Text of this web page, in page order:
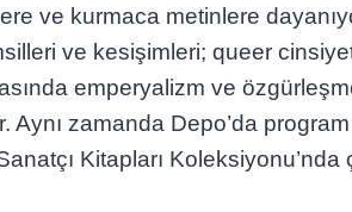
ve kurmaca metinlere
ve kesişimleri; queer
emperyalizm ve
Aynı zamanda Depo’da
Kitapları Koleksiyonu’nda